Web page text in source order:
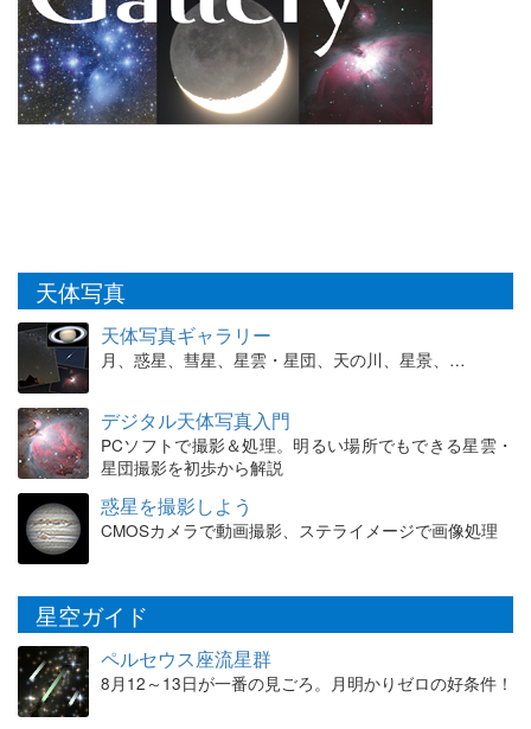
天体写真
天体写真ギャラリー
月、惑星、彗星、星雲・星団、天の川、星景、…
デジタル天体写真入門
PCソフトで撮影＆処理。明るい場所でもできる星雲・
星団撮影を初歩から解説
惑星を撮影しよう
CMOSカメラで動画撮影、ステライメージで画像処理
星空ガイド
ペルセウス座流星群
8月12～13日が一番の見ごろ。月明かりゼロの好条件！